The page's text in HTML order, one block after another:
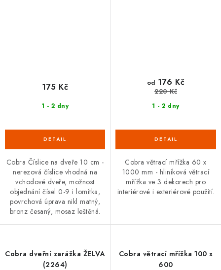
1 - 2 dny
175 Kč
Cobra Číslice na dveře 10 cm -
nerezová číslice vhodná na
vchodové dveře, možnost
objednání čísel 0-9 i lomítka,
povrchová úprava nikl matný,
bronz česaný, mosaz leštěná.
1 - 2 dny
od 176 Kč
220 Kč
Cobra větrací mřížka 60 x
1000 mm - hliníková větrací
mřížka ve 3 dekorech pro
interiérové i exteriérové použití.
Cobra dveřní zarážka ŽELVA
(2264)
Cobra větrací mřížka 100 x
600